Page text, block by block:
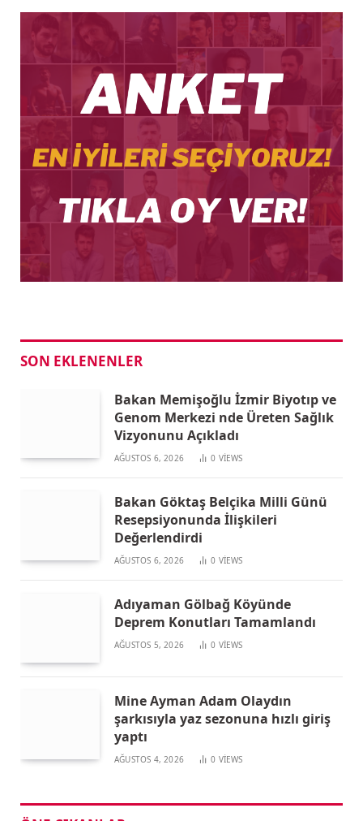
SON EKLENENLER
Bakan Memişoğlu İzmir Biyotıp ve
Genom Merkezi nde Üreten Sağlık
Vizyonunu Açıkladı
AĞUSTOS 6, 2026 0 VIEWS
Bakan Göktaş Belçika Milli Günü
Resepsiyonunda İlişkileri
Değerlendirdi
AĞUSTOS 6, 2026 0 VIEWS
Adıyaman Gölbağ Köyünde
Deprem Konutları Tamamlandı
AĞUSTOS 5, 2026 0 VIEWS
Mine Ayman Adam Olaydın
şarkısıyla yaz sezonuna hızlı giriş
yaptı
AĞUSTOS 4, 2026 0 VIEWS